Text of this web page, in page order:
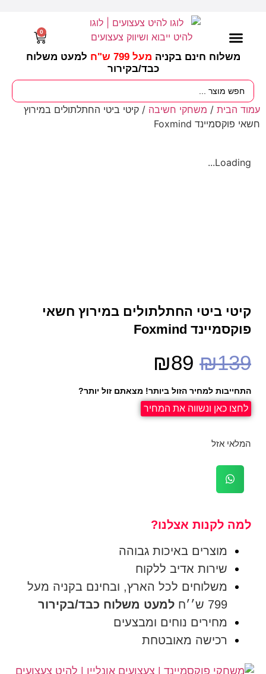
משלוח חינם בקניה מעל 799 ש"ח
למעט משלוח
כבד/בקירור
0
עמוד הבית / משחקי חשיבה / קיטי ביטי החתלתולים במירוץ
חשאי פוקסמיינד Foxmind
Loading...
קיטי ביטי החתלתולים במירוץ חשאי
פוקסמיינד Foxmind
₪139
₪89
התחייבות למחיר הזול ביותר! מצאתם זול יותר?
לחצו כאן ונשווה את המחיר
המלאי אזל
למה לקנות אצלנו?
מוצרים באיכות גבוהה
שירות אדיב ללקוח
משלוחים לכל הארץ, ובחינם בקניה מעל
799 ש׳׳ח
למעט משלוח כבד/בקירור
מחירים נוחים ומבצעים
רכישה מאובטחת